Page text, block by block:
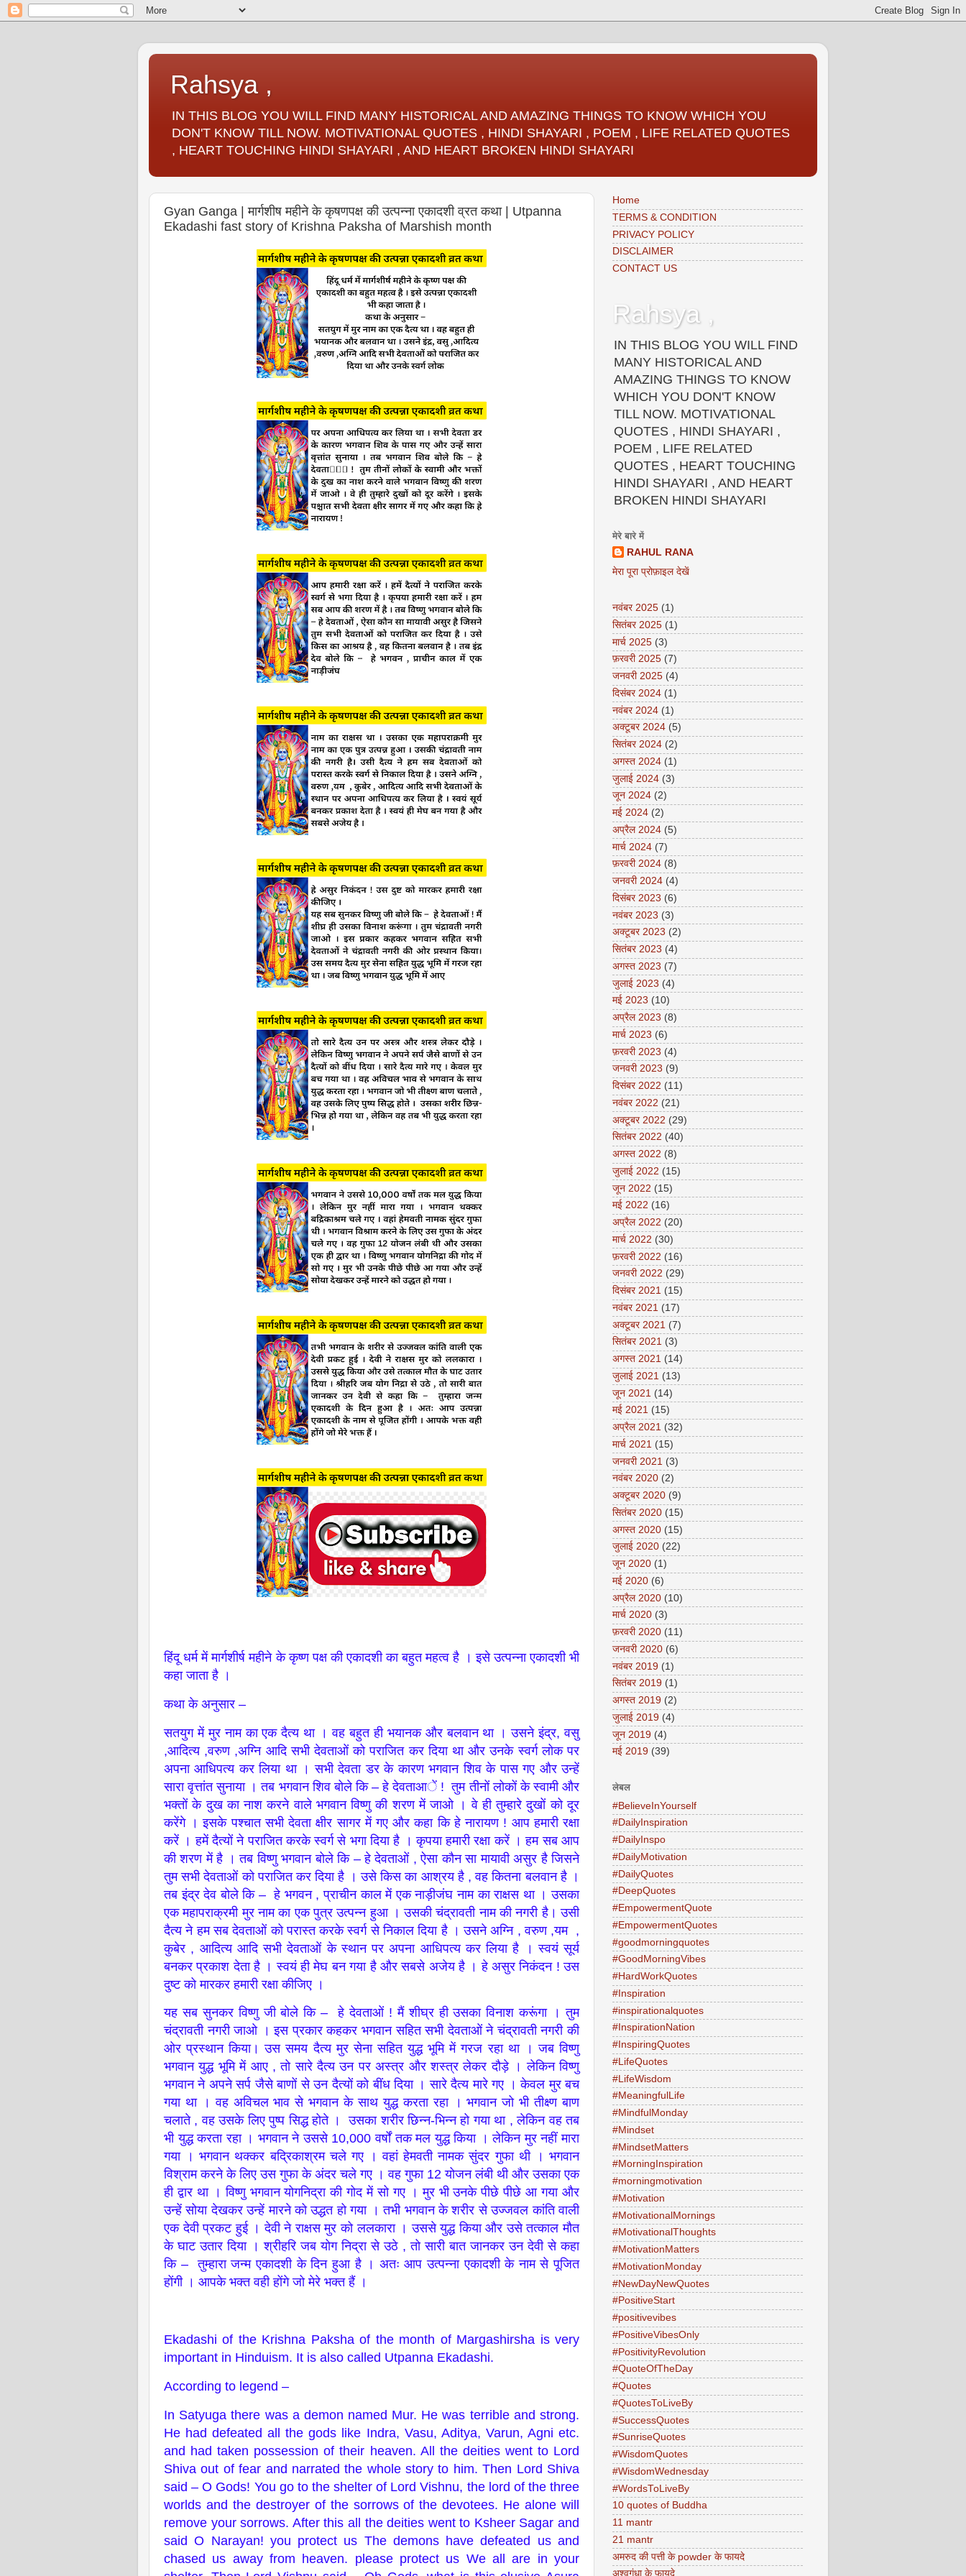
Rahsya ,
IN THIS BLOG YOU WILL FIND MANY HISTORICAL AND AMAZING THINGS TO KNOW WHICH YOU
DON'T KNOW TILL NOW. MOTIVATIONAL QUOTES , HINDI SHAYARI , POEM , LIFE RELATED QUOTES
, HEART TOUCHING HINDI SHAYARI , AND HEART BROKEN HINDI SHAYARI
Gyan Ganga | मार्गशीष महीने के कृषणपक्ष की उत्पन्ना एकादशी व्रत कथा | Utpanna
Ekadashi fast story of Krishna Paksha of Marshish month
हिंदू धर्म में मार्गशीर्ष महीने के कृष्ण पक्ष की एकादशी का बहुत महत्व है । इसे उत्पन्ना एकादशी भी
कहा जाता है ।
कथा के अनुसार –
सतयुग में मुर नाम का एक दैत्य था । वह बहुत ही भयानक और बलवान था । उसने इंद्र, वसु
,आदित्य ,वरुण ,अग्नि आदि सभी देवताओं को पराजित कर दिया था और उनके स्वर्ग लोक पर
अपना आधिपत्य कर लिया था । सभी देवता डर के कारण भगवान शिव के पास गए और उन्हें
सारा वृत्तांत सुनाया । तब भगवान शिव बोले कि – हे देवताआें ! तुम तीनों लोकों के स्वामी और
भक्तों के दुख का नाश करने वाले भगवान विष्णु की शरण में जाओ । वे ही तुम्हारे दुखों को दूर
करेंगे । इसके पश्चात सभी देवता क्षीर सागर में गए और कहा कि हे नारायण ! आप हमारी रक्षा
करें । हमें दैत्यों ने पराजित करके स्वर्ग से भगा दिया है । कृपया हमारी रक्षा करें । हम सब आप
की शरण में है । तब विष्णु भगवान बोले कि – हे देवताओं , ऐसा कौन सा मायावी असुर है जिसने
तुम सभी देवताओं को पराजित कर दिया है । उसे किस का आश्रय है , वह कितना बलवान है ।
तब इंद्र देव बोले कि – हे भगवन , प्राचीन काल में एक नाड़ीजंघ नाम का राक्षस था । उसका
एक महापराक्रमी मुर नाम का एक पुत्र उत्पन्न हुआ । उसकी चंद्रावती नाम की नगरी है। उसी
दैत्य ने हम सब देवताओं को परास्त करके स्वर्ग से निकाल दिया है । उसने अग्नि , वरुण ,यम ,
कुबेर , आदित्य आदि सभी देवताओं के स्थान पर अपना आधिपत्य कर लिया है । स्वयं सूर्य
बनकर प्रकाश देता है । स्वयं ही मेघ बन गया है और सबसे अजेय है । हे असुर निकंदन ! उस
दुष्ट को मारकर हमारी रक्षा कीजिए ।
यह सब सुनकर विष्णु जी बोले कि – हे देवताओं ! मैं शीघ्र ही उसका विनाश करूंगा । तुम
चंद्रावती नगरी जाओ । इस प्रकार कहकर भगवान सहित सभी देवताओं ने चंद्रावती नगरी की
ओर प्रस्थान किया। उस समय दैत्य मुर सेना सहित युद्ध भूमि में गरज रहा था । जब विष्णु
भगवान युद्ध भूमि में आए , तो सारे दैत्य उन पर अस्त्र और शस्त्र लेकर दौड़े । लेकिन विष्णु
भगवान ने अपने सर्प जैसे बाणों से उन दैत्यों को बींध दिया । सारे दैत्य मारे गए । केवल मुर बच
गया था । वह अविचल भाव से भगवान के साथ युद्ध करता रहा । भगवान जो भी तीक्ष्ण बाण
चलाते , वह उसके लिए पुष्प सिद्ध होते । उसका शरीर छिन्न-भिन्न हो गया था , लेकिन वह तब
भी युद्ध करता रहा । भगवान ने उससे 10,000 वर्षों तक मल युद्ध किया । लेकिन मुर नहीं मारा
गया । भगवान थक्कर बद्रिकाश्रम चले गए । वहां हेमवती नामक सुंदर गुफा थी । भगवान
विश्राम करने के लिए उस गुफा के अंदर चले गए । वह गुफा 12 योजन लंबी थी और उसका एक
ही द्वार था । विष्णु भगवान योगनिद्रा की गोद में सो गए । मुर भी उनके पीछे पीछे आ गया और
उन्हें सोया देखकर उन्हें मारने को उद्धत हो गया । तभी भगवान के शरीर से उज्जवल कांति वाली
एक देवी प्रकट हुई । देवी ने राक्षस मुर को ललकारा । उससे युद्ध किया और उसे तत्काल मौत
के घाट उतार दिया । श्रीहरि जब योग निद्रा से उठे , तो सारी बात जानकर उन देवी से कहा
कि – तुम्हारा जन्म एकादशी के दिन हुआ है । अतः आप उत्पन्ना एकादशी के नाम से पूजित
होंगी । आपके भक्त वही होंगे जो मेरे भक्त हैं ।
Ekadashi of the Krishna Paksha of the month of Margashirsha is very
important in Hinduism. It is also called Utpanna Ekadashi.
According to legend –
In Satyuga there was a demon named Mur. He was terrible and strong.
He had defeated all the gods like Indra, Vasu, Aditya, Varun, Agni etc.
and had taken possession of their heaven. All the deities went to Lord
Shiva out of fear and narrated the whole story to him. Then Lord Shiva
said – O Gods! You go to the shelter of Lord Vishnu, the lord of the three
worlds and the destroyer of the sorrows of the devotees. He alone will
remove your sorrows. After this all the deities went to Ksheer Sagar and
said O Narayan! you protect us The demons have defeated us and
chased us away from heaven. please protect us We all are in your
Home
TERMS & CONDITION
PRIVACY POLICY
DISCLAIMER
CONTACT US
Rahsya ,
IN THIS BLOG YOU WILL FIND
MANY HISTORICAL AND
AMAZING THINGS TO KNOW
WHICH YOU DON'T KNOW
TILL NOW. MOTIVATIONAL
QUOTES , HINDI SHAYARI ,
POEM , LIFE RELATED
QUOTES , HEART TOUCHING
HINDI SHAYARI , AND HEART
BROKEN HINDI SHAYARI
मेरे बारे में
RAHUL RANA
मेरा पूरा प्रोफ़ाइल देखें
नवंबर 2025 (1)
सितंबर 2025 (1)
मार्च 2025 (3)
फ़रवरी 2025 (7)
जनवरी 2025 (4)
दिसंबर 2024 (1)
नवंबर 2024 (1)
अक्टूबर 2024 (5)
सितंबर 2024 (2)
अगस्त 2024 (1)
जुलाई 2024 (3)
जून 2024 (2)
मई 2024 (2)
अप्रैल 2024 (5)
मार्च 2024 (7)
फ़रवरी 2024 (8)
जनवरी 2024 (4)
दिसंबर 2023 (6)
नवंबर 2023 (3)
अक्टूबर 2023 (2)
सितंबर 2023 (4)
अगस्त 2023 (7)
जुलाई 2023 (4)
मई 2023 (10)
अप्रैल 2023 (8)
मार्च 2023 (6)
फ़रवरी 2023 (4)
जनवरी 2023 (9)
दिसंबर 2022 (11)
नवंबर 2022 (21)
अक्टूबर 2022 (29)
सितंबर 2022 (40)
अगस्त 2022 (8)
जुलाई 2022 (15)
जून 2022 (15)
मई 2022 (16)
अप्रैल 2022 (20)
मार्च 2022 (30)
फ़रवरी 2022 (16)
जनवरी 2022 (29)
दिसंबर 2021 (15)
नवंबर 2021 (17)
अक्टूबर 2021 (7)
सितंबर 2021 (3)
अगस्त 2021 (14)
जुलाई 2021 (13)
जून 2021 (14)
मई 2021 (15)
अप्रैल 2021 (32)
मार्च 2021 (15)
जनवरी 2021 (3)
नवंबर 2020 (2)
अक्टूबर 2020 (9)
सितंबर 2020 (15)
अगस्त 2020 (15)
जुलाई 2020 (22)
जून 2020 (1)
मई 2020 (6)
अप्रैल 2020 (10)
मार्च 2020 (3)
फ़रवरी 2020 (11)
जनवरी 2020 (6)
नवंबर 2019 (1)
सितंबर 2019 (1)
अगस्त 2019 (2)
जुलाई 2019 (4)
जून 2019 (4)
मई 2019 (39)
लेबल
#BelieveInYourself
#DailyInspiration
#DailyInspo
#DailyMotivation
#DailyQuotes
#DeepQuotes
#EmpowermentQuote
#EmpowermentQuotes
#goodmorningquotes
#GoodMorningVibes
#HardWorkQuotes
#Inspiration
#inspirationalquotes
#InspirationNation
#InspiringQuotes
#LifeQuotes
#LifeWisdom
#MeaningfulLife
#MindfulMonday
#Mindset
#MindsetMatters
#MorningInspiration
#morningmotivation
#Motivation
#MotivationalMornings
#MotivationalThoughts
#MotivationMatters
#MotivationMonday
#NewDayNewQuotes
#PositiveStart
#positivevibes
#PositiveVibesOnly
#PositivityRevolution
#QuoteOfTheDay
#Quotes
#QuotesToLiveBy
#SuccessQuotes
#SunriseQuotes
#WisdomQuotes
#WisdomWednesday
#WordsToLiveBy
10 quotes of Buddha
11 mantr
21 mantr
अमरुद की पत्ती के powder के फायदे
अश्वगंधा के फायदे